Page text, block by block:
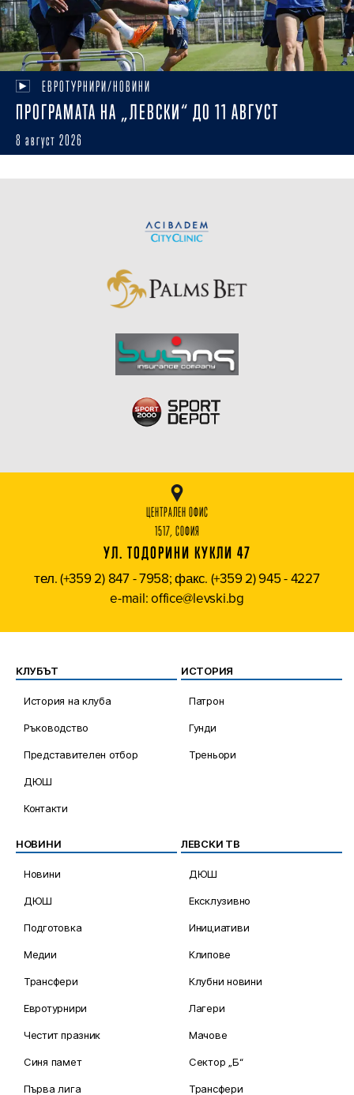
ЕВРОТУРНИРИ/НОВИНИ
ПРОГРАМАТА НА „ЛЕВСКИ“ ДО 11 АВГУСТ
8 август 2026
ЦЕНТРАЛЕН ОФИС
1517, СОФИЯ
УЛ. ТОДОРИНИ КУКЛИ 47
тел. (+359 2) 847 - 7958; факс. (+359 2) 945 - 4227
e-mail: office@levski.bg
КЛУБЪТ
История на клуба
Ръководство
Представителен отбор
ДЮШ
Контакти
ИСТОРИЯ
Патрон
Гунди
Треньори
НОВИНИ
Новини
ДЮШ
Подготовка
Медии
Трансфери
Евротурнири
Честит празник
Синя памет
Първа лига
ЛЕВСКИ ТВ
ДЮШ
Ексклузивно
Инициативи
Клипове
Клубни новини
Лагери
Мачове
Сектор „Б“
Трансфери